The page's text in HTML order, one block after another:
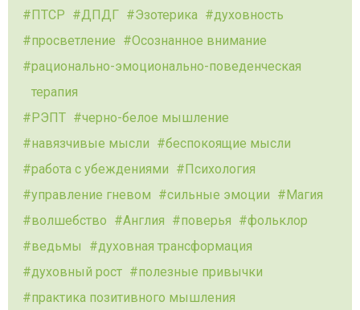
ПТСР
ДПДГ Эзотерика
духовность
просветление
Осознанное внимание
рационально-эмоционально-поведенческая
терапия
РЭПТ
черно-белое мышление
навязчивые мысли
беспокоящие мысли
работа с убеждениями
Психология
управление гневом
сильные эмоции
Магия
волшебство
Англия поверья
фольклор
ведьмы
духовная трансформация
духовный рост
полезные привычки
практика позитивного мышления